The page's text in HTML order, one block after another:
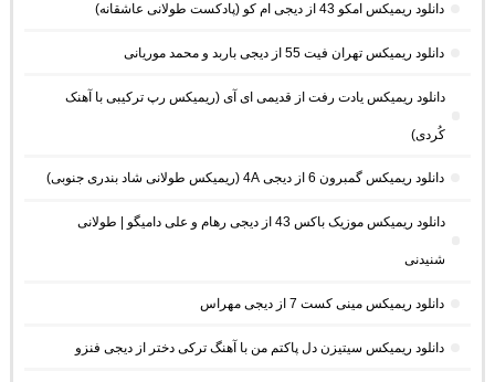
دانلود ریمیکس امکو 43 از دیجی ام کو (پادکست طولانی عاشقانه)
دانلود ریمیکس تهران فیت 55 از دیجی باربد و محمد موریانی
دانلود ریمیکس یادت رفت از قدیمی ای آی (ریمیکس رپ ترکیبی با آهنک
کُردی)
دانلود ریمیکس گمبرون 6 از دیجی 4A (ریمیکس طولانی شاد بندری جنوبی)
دانلود ریمیکس موزیک باکس 43 از دیجی رهام و علی دامیگو | طولانی
شنیدنی
دانلود ریمیکس مینی کست 7 از دیجی مهراس
دانلود ریمیکس سیتیزن دل پاکتم من با آهنگ ترکی دختر از دیجی فنزو